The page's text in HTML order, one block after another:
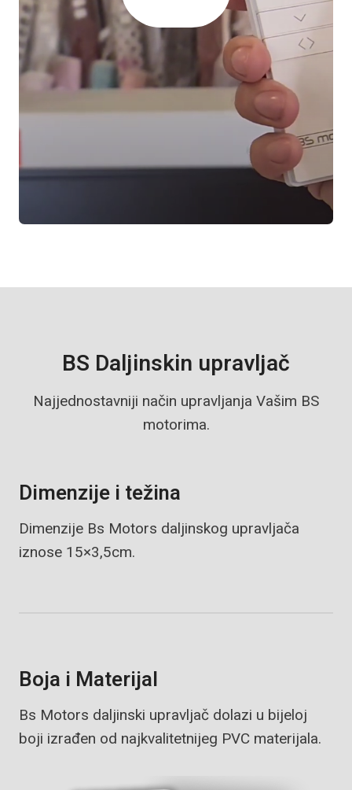
BS Daljinskin upravljač
Najjednostavniji način upravljanja Vašim BS
motorima.
Dimenzije i težina
Dimenzije Bs Motors daljinskog upravljača
iznose 15×3,5cm.
Boja i Materijal
Bs Motors daljinski upravljač dolazi u bijeloj
boji izrađen od najkvalitetnijeg PVC materijala.